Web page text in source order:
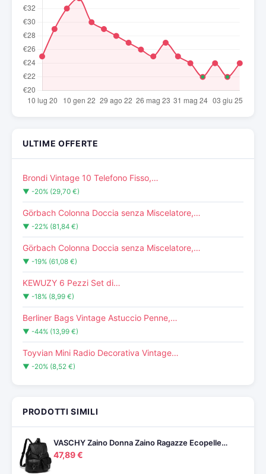
ULTIME OFFERTE
Brondi Vintage 10 Telefono Fisso,…
▼ -20% (29,70 €)
Görbach Colonna Doccia senza Miscelatore,…
▼ -22% (81,84 €)
Görbach Colonna Doccia senza Miscelatore,…
▼ -19% (61,08 €)
KEWUZY 6 Pezzi Set di…
▼ -18% (8,99 €)
Berliner Bags Vintage Astuccio Penne,…
▼ -44% (13,99 €)
Toyvian Mini Radio Decorativa Vintage…
▼ -20% (8,52 €)
PRODOTTI SIMILI
VASCHY Zaino Donna Zaino Ragazze Ecopelle…
47,89 €